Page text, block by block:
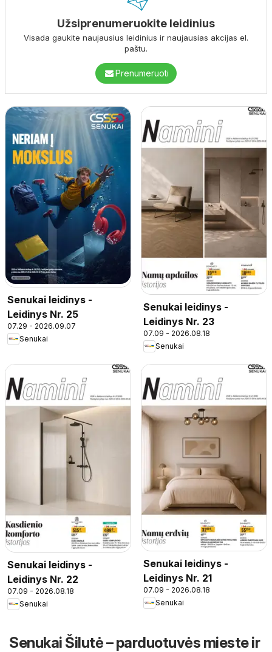
Užsiprenumeruokite leidinius
Visada gaukite naujausius leidinius ir naujausias akcijas el.
paštu.
Prenumeruoti
Senukai leidinys -
Leidinys Nr. 25
07.29 - 2026.09.07
Senukai
Senukai leidinys -
Leidinys Nr. 23
07.09 - 2026.08.18
Senukai
Senukai leidinys -
Leidinys Nr. 22
07.09 - 2026.08.18
Senukai
Senukai leidinys -
Leidinys Nr. 21
07.09 - 2026.08.18
Senukai
Senukai Šilutė – parduotuvės mieste ir